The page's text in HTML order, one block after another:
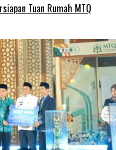
Tuan Rumah MTQ